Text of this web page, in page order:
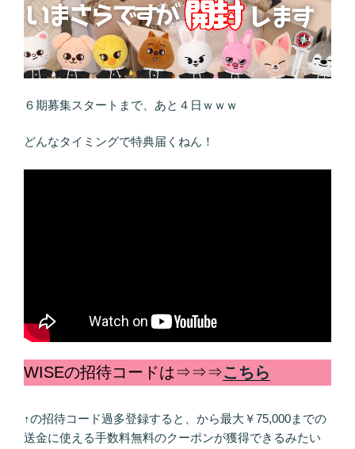
６期募集スタートまで、あと４日ｗｗｗ
どんなタイミングで特典届くねん！
WISEの招待コードは⇒⇒⇒こちら
↑の招待コード過多登録すると、から最大￥75,000までの
送金に使える手数料無料のクーポンが獲得できるみたい